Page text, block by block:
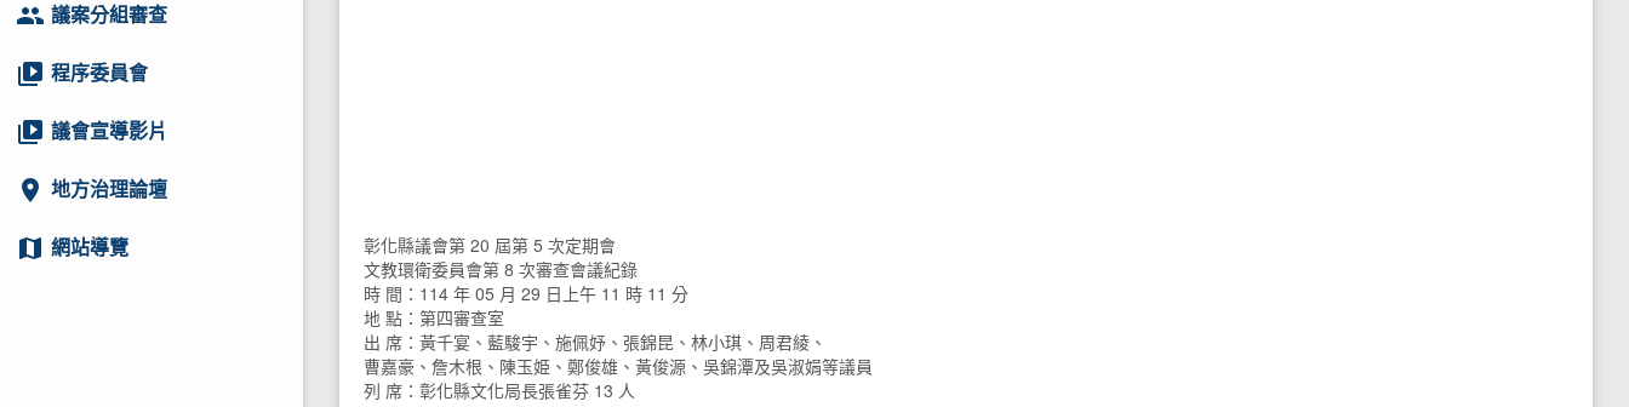
group 議案分組審查
video_library 程序委員會
video_library 議會宣導影片
location_on 地方治理論壇
map 網站導覽
彰化縣議會第 20 屆第 5 次定期會
文教環衛委員會第 8 次審查會議紀錄
時 間：114 年 05 月 29 日上午 11 時 11 分
地 點：第四審查室
出 席：黃千宴、藍駿宇、施佩妤、張錦昆、林小琪、周君綾、
曹嘉豪、詹木根、陳玉姫、鄭俊雄、黃俊源、吳錦潭及吳淑娟等議員
列 席：彰化縣文化局長張雀芬 13 人